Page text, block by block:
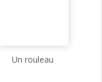
Un rouleau